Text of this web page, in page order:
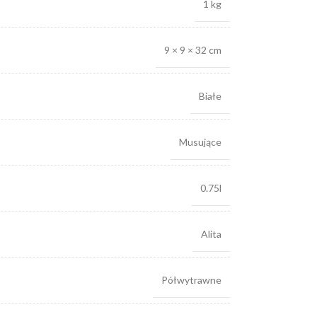
1 kg
9 × 9 × 32 cm
Białe
Musujące
0.75l
Alita
Półwytrawne